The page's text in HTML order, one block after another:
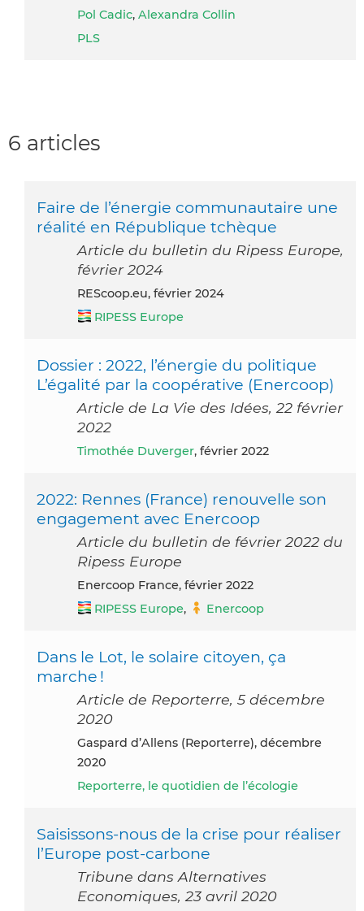
Pol Cadic, Alexandra Collin
PLS
6 articles
Faire de l’énergie communautaire une
réalité en République tchèque
Article du bulletin du Ripess Europe,
février 2024
REScoop.eu, février 2024
RIPESS Europe
Dossier : 2022, l’énergie du politique
L’égalité par la coopérative (Enercoop)
Article de La Vie des Idées, 22 février
2022
Timothée Duverger, février 2022
2022: Rennes (France) renouvelle son
engagement avec Enercoop
Article du bulletin de février 2022 du
Ripess Europe
Enercoop France, février 2022
RIPESS Europe, Enercoop
Dans le Lot, le solaire citoyen, ça
marche !
Article de Reporterre, 5 décembre
2020
Gaspard d’Allens (Reporterre), décembre
2020
Reporterre, le quotidien de l’écologie
Saisissons-nous de la crise pour réaliser
l’Europe post-carbone
Tribune dans Alternatives
Economiques, 23 avril 2020